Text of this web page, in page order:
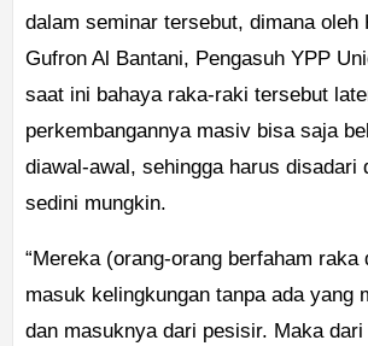
dalam seminar tersebut, dimana oleh
Gufron Al Bantani, Pengasuh YPP
saat ini bahaya raka-raki tersebut
perkembangannya masiv bisa saja
diawal-awal, sehingga harus disadari
sedini mungkin.
“Mereka (orang-orang berfaham raka
masuk kelingkungan tanpa ada yang
dan masuknya dari pesisir. Maka